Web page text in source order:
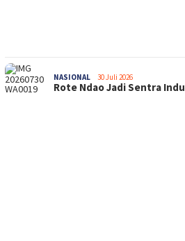
NASIONAL 30 Juli 2026
Rote Ndao Jadi Sentra